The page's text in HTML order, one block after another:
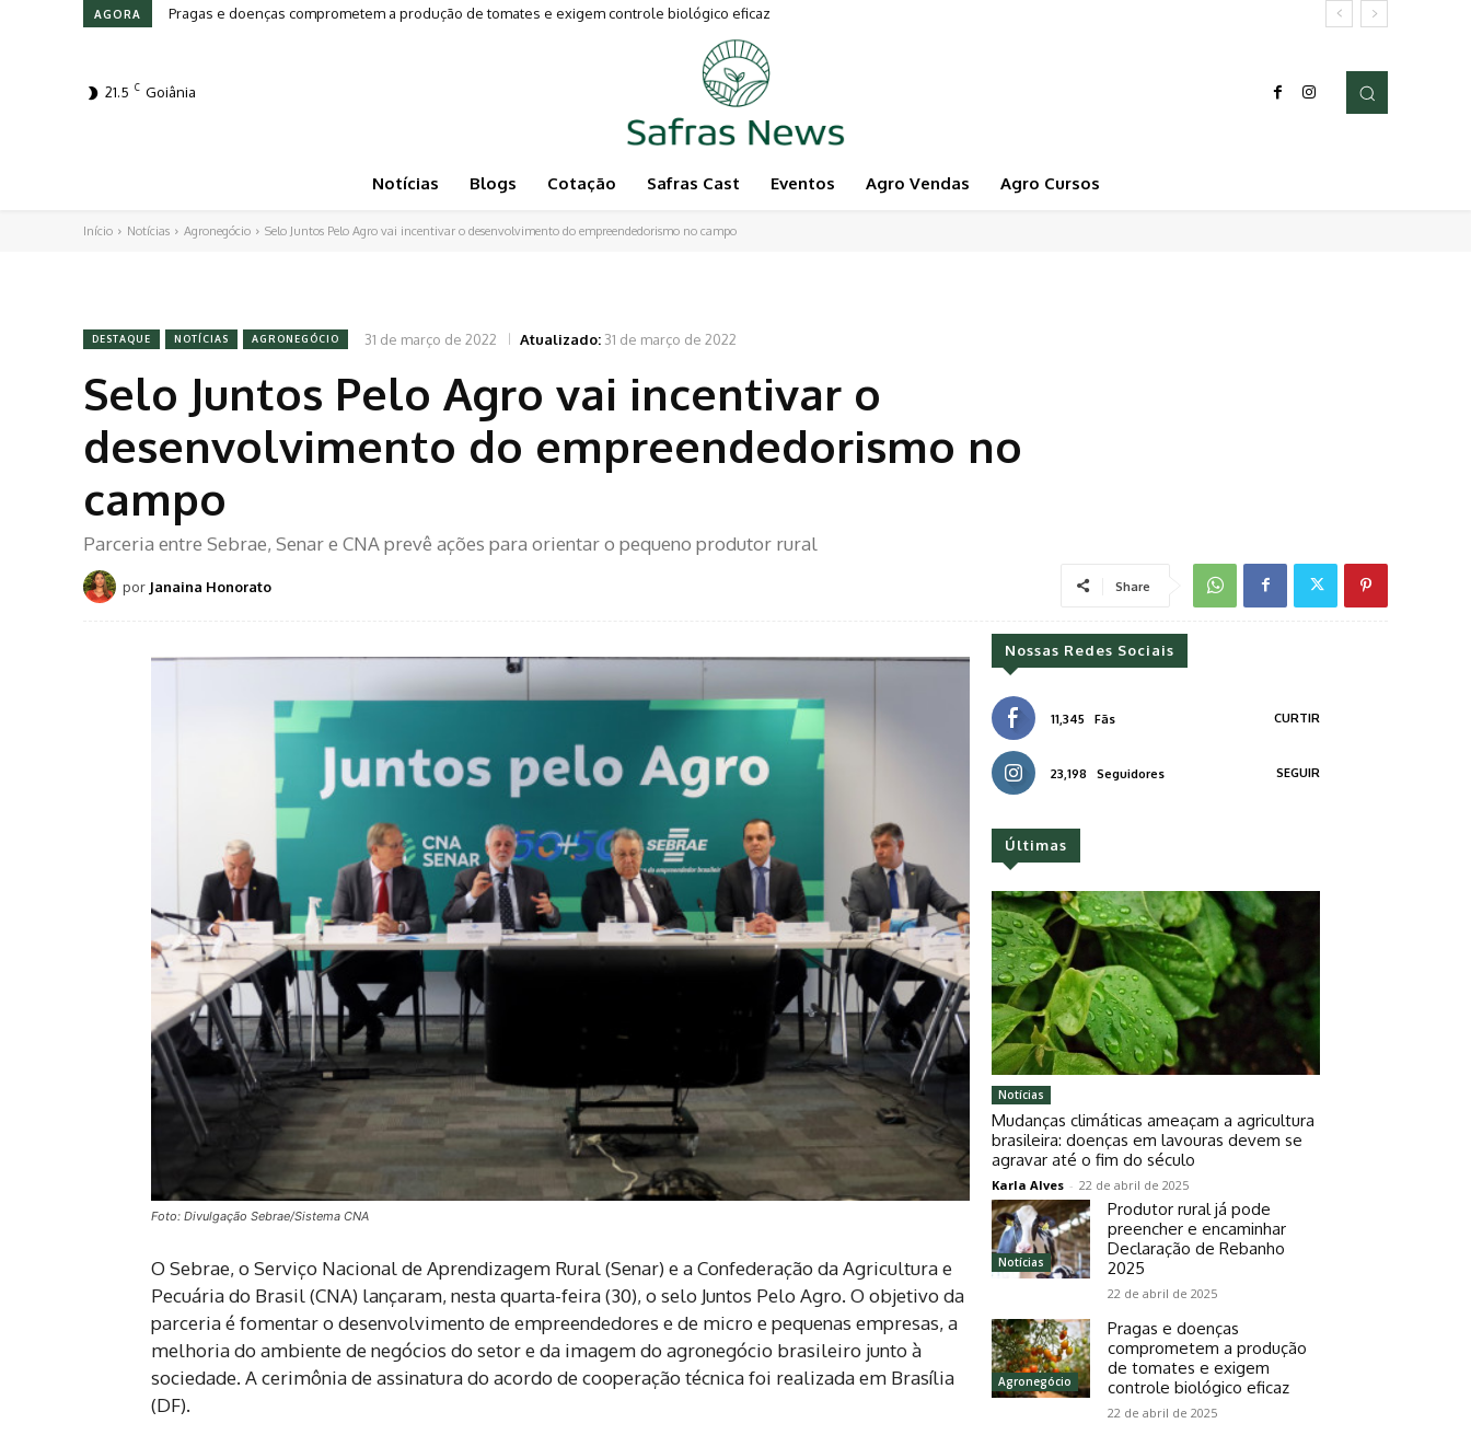
AGORA Pragas e doenças comprometem a produção de tomates e exigem controle biológico eficaz
21.5 C Goiânia
Notícias Blogs Cotação Safras Cast Eventos Agro Vendas Agro Cursos
Início Notícias Agronegócio Selo Juntos Pelo Agro vai incentivar o desenvolvimento do empreendedorismo no campo
DESTAQUE NOTÍCIAS AGRONEGÓCIO 31 de março de 2022 Atualizado: 31 de março de 2022
Selo Juntos Pelo Agro vai incentivar o
desenvolvimento do empreendedorismo no
campo
Parceria entre Sebrae, Senar e CNA prevê ações para orientar o pequeno produtor rural
por Janaina Honorato Share
Foto: Divulgação Sebrae/Sistema CNA
O Sebrae, o Serviço Nacional de Aprendizagem Rural (Senar) e a Confederação da Agricultura e
Pecuária do Brasil (CNA) lançaram, nesta quarta-feira (30), o selo Juntos Pelo Agro. O objetivo da
parceria é fomentar o desenvolvimento de empreendedores e de micro e pequenas empresas, a
melhoria do ambiente de negócios do setor e da imagem do agronegócio brasileiro junto à
sociedade. A cerimônia de assinatura do acordo de cooperação técnica foi realizada em Brasília
(DF).
Nossas Redes Sociais
11,345 Fãs CURTIR
23,198 Seguidores SEGUIR
Últimas
Notícias
Mudanças climáticas ameaçam a agricultura
brasileira: doenças em lavouras devem se
agravar até o fim do século
Karla Alves - 22 de abril de 2025
Notícias
Produtor rural já pode
preencher e encaminhar
Declaração de Rebanho
2025
22 de abril de 2025
Agronegócio
Pragas e doenças
comprometem a produção
de tomates e exigem
controle biológico eficaz
22 de abril de 2025